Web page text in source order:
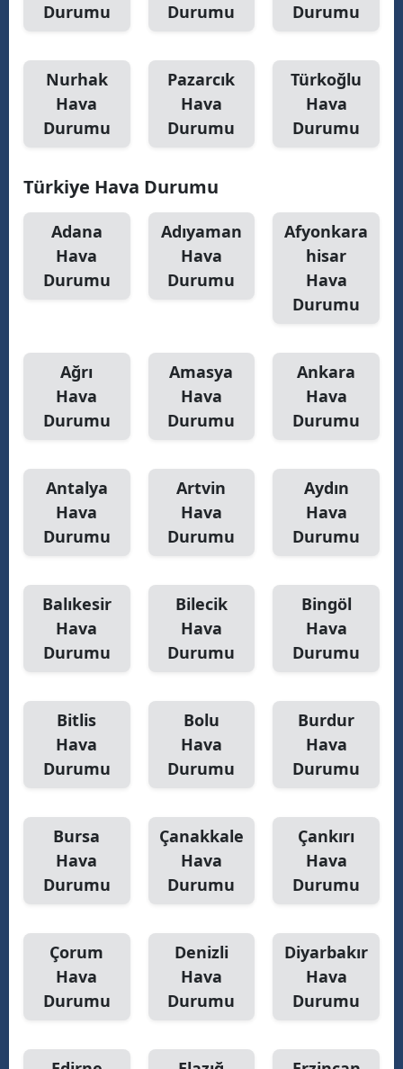
Durumu
Durumu
Durumu
Nurhak
Hava
Durumu
Pazarcık
Hava
Durumu
Türkoğlu
Hava
Durumu
Türkiye Hava Durumu
Adana
Hava
Durumu
Adıyaman
Hava
Durumu
Afyonkara
hisar
Hava
Durumu
Ağrı
Hava
Durumu
Amasya
Hava
Durumu
Ankara
Hava
Durumu
Antalya
Hava
Durumu
Artvin
Hava
Durumu
Aydın
Hava
Durumu
Balıkesir
Hava
Durumu
Bilecik
Hava
Durumu
Bingöl
Hava
Durumu
Bitlis
Hava
Durumu
Bolu
Hava
Durumu
Burdur
Hava
Durumu
Bursa
Hava
Durumu
Çanakkale
Hava
Durumu
Çankırı
Hava
Durumu
Çorum
Hava
Durumu
Denizli
Hava
Durumu
Diyarbakır
Hava
Durumu